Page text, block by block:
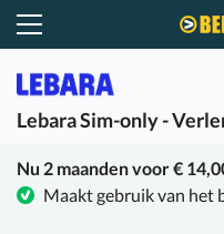
LebaraSim-only -
Nu 2 maanden voor €
Maakt gebruik van het